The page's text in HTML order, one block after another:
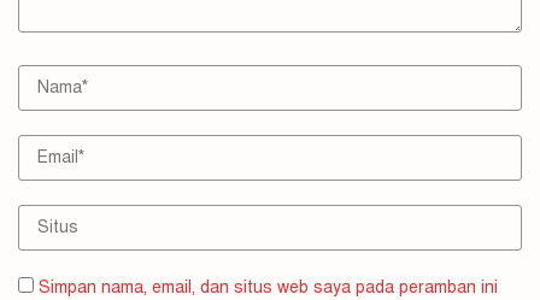
Simpan nama, email, dan situs web saya pada peramban ini